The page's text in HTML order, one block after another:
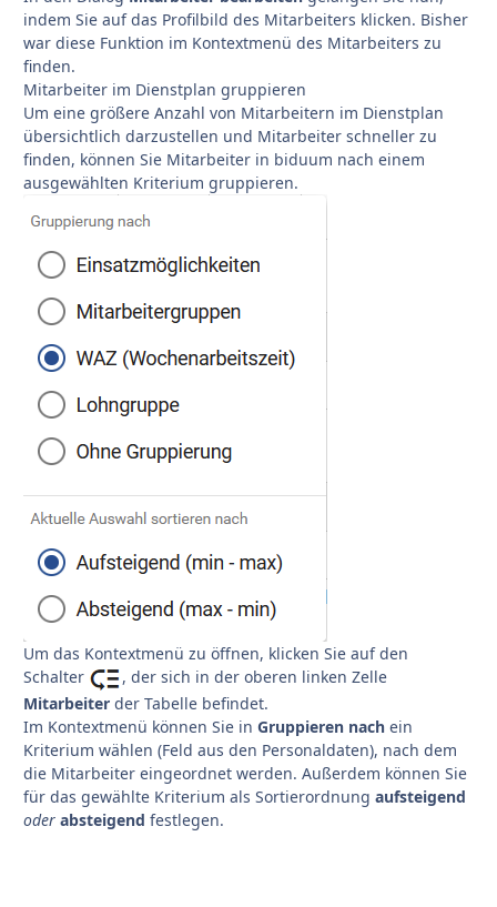
indem Sie auf das Profilbild des Mitarbeiters klicken. Bisher
war diese Funktion im Kontextmenü des Mitarbeiters zu
finden.
Mitarbeiter im Dienstplan gruppieren
Um eine größere Anzahl von Mitarbeitern im Dienstplan
übersichtlich darzustellen und Mitarbeiter schneller zu
finden, können Sie Mitarbeiter in biduum nach einem
ausgewählten Kriterium gruppieren.
Um das Kontextmenü zu öffnen, klicken Sie auf den
Schalter
, der sich in der oberen linken Zelle
Mitarbeiter der Tabelle befindet.
Im Kontextmenü können Sie in Gruppieren nach ein
Kriterium wählen (Feld aus den Personaldaten), nach dem
die Mitarbeiter eingeordnet werden. Außerdem können Sie
für das gewählte Kriterium als Sortierordnung aufsteigend
oder absteigend festlegen.